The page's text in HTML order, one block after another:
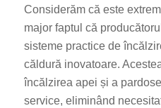
Considerăm că este
major faptul că
sisteme practice de
căldură inovatoare.
încălzirea apei și a
service, eliminând